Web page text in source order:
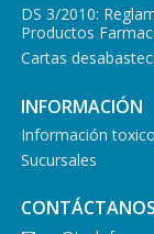
DS 3/2010:
Productos
Cartas
INFORMACIÓN
Información
Sucursales
CONTÁCTANOS